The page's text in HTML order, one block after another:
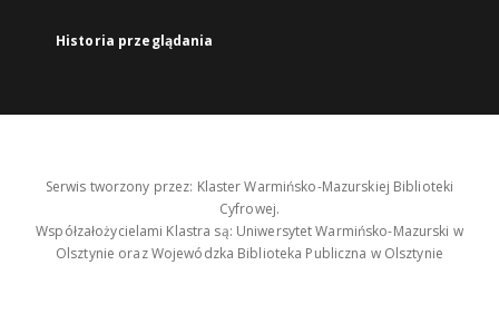
Historia przeglądania
Serwis tworzony przez: Klaster Warmińsko-Mazurskiej Biblioteki
Cyfrowej.
Współzałożycielami Klastra są: Uniwersytet Warmińsko-Mazurski w
Olsztynie oraz Wojewódzka Biblioteka Publiczna w Olsztynie